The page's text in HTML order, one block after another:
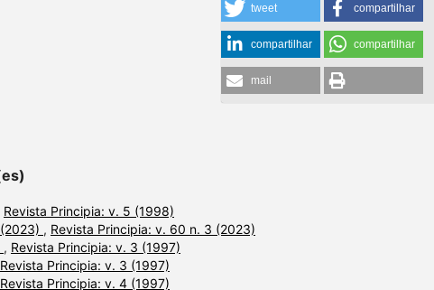
tweet compartilhar
compartilhar compartilhar
mail
Revista Principia: v. 5 (1998)
, Revista Principia: v. 60 n. 3 (2023)
, Revista Principia: v. 3 (1997)
Revista Principia: v. 3 (1997)
Revista Principia: v. 4 (1997)